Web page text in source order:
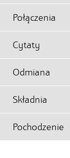
Połączenia
Cytaty
Odmiana
Składnia
Pochodzenie